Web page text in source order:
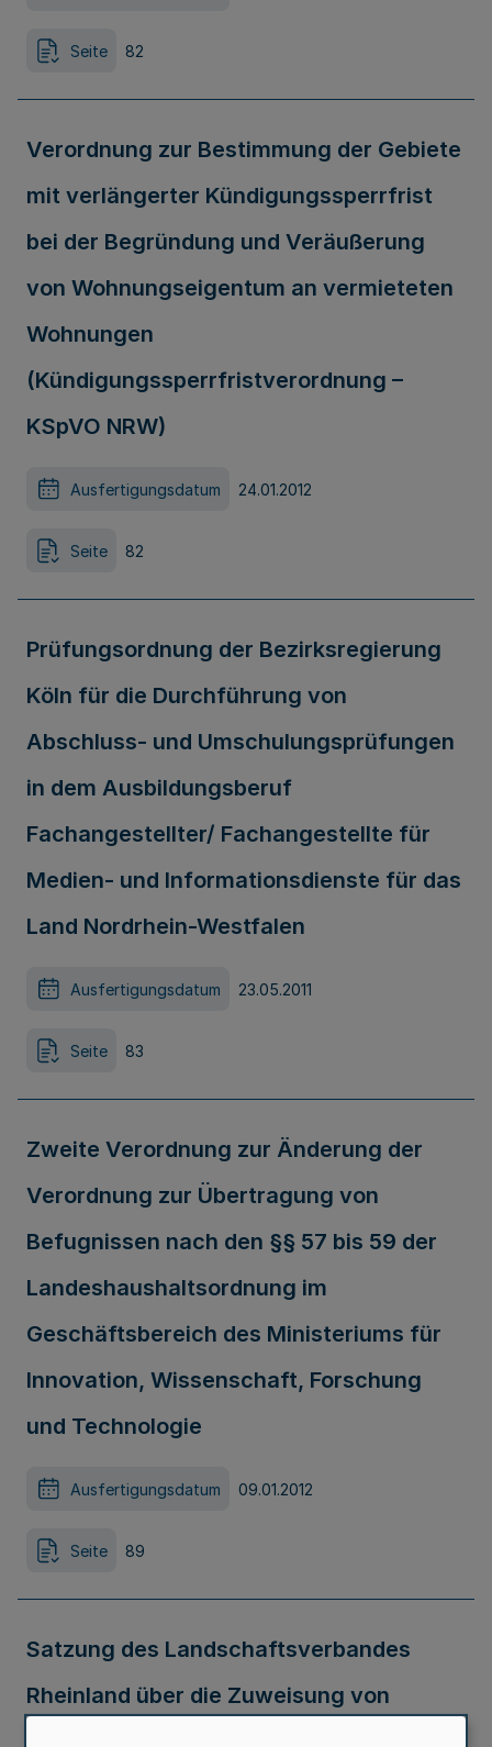
Seite 82
Verordnung zur Bestimmung der Gebiete
mit verlängerter Kündigungssperrfrist
bei der Begründung und Veräußerung
von Wohnungseigentum an vermieteten
Wohnungen
(Kündigungssperrfristverordnung –
KSpVO NRW)
Ausfertigungsdatum 24.01.2012
Seite 82
Prüfungsordnung der Bezirksregierung
Köln für die Durchführung von
Abschluss- und Umschulungsprüfungen
in dem Ausbildungsberuf
Fachangestellter/ Fachangestellte für
Medien- und Informationsdienste für das
Land Nordrhein-Westfalen
Ausfertigungsdatum 23.05.2011
Seite 83
Zweite Verordnung zur Änderung der
Verordnung zur Übertragung von
Befugnissen nach den §§ 57 bis 59 der
Landeshaushaltsordnung im
Geschäftsbereich des Ministeriums für
Innovation, Wissenschaft, Forschung
und Technologie
Ausfertigungsdatum 09.01.2012
Seite 89
Satzung des Landschaftsverbandes
Rheinland über die Zuweisung von